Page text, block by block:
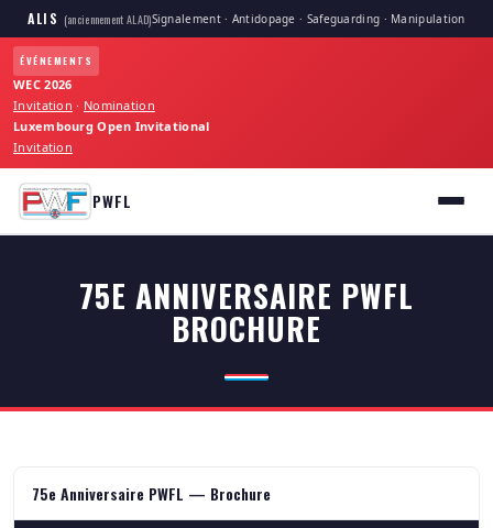
ALIS (anciennement ALAD)Signalement · Antidopage · Safeguarding · Manipulation
ÉVÉNEMENTS
WEC 2026
Invitation · Nomination
Luxembourg Open Invitational
Invitation
PWFL
75E ANNIVERSAIRE PWFL
BROCHURE
75e Anniversaire PWFL — Brochure